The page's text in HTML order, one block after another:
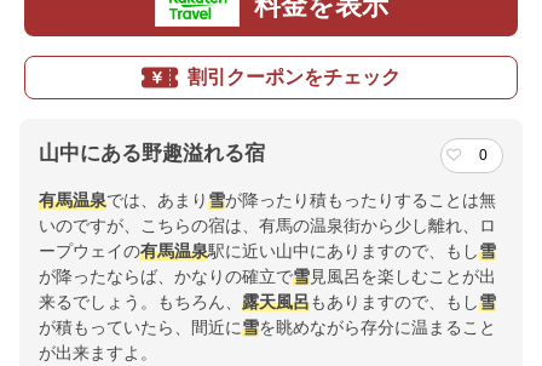
割引クーポンをチェック
山中にある野趣溢れる宿 0
有馬温泉では、あまり雪が降ったり積もったりすることは無
いのですが、こちらの宿は、有馬の温泉街から少し離れ、ロ
ープウェイの有馬温泉駅に近い山中にありますので、もし雪
が降ったならば、かなりの確立で雪見風呂を楽しむことが出
来るでしょう。もちろん、 露天風呂もありますので、もし雪
が積もっていたら、間近に雪を眺めながら存分に温まること
が出来ますよ。